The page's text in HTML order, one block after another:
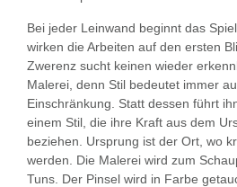
Bei jeder Leinwand beginnt das
wirken die Arbeiten auf den ersten
Zwerenz sucht keinen wieder
Malerei, denn Stil bedeutet immer
Einschränkung. Statt dessen führt
einem Stil, die ihre Kraft aus dem
beziehen. Ursprung ist der Ort, wo
werden. Die Malerei wird zum
Tuns. Der Pinsel wird in Farbe